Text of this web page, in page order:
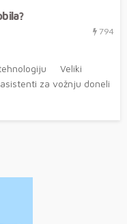
794
tehnologiju Veliki
za vožnju doneli